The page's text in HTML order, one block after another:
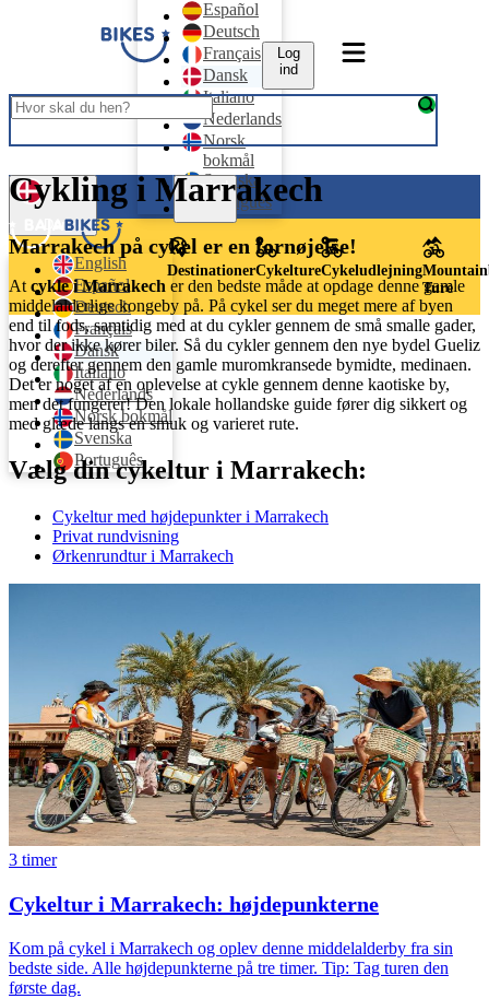
Español
Deutsch
Français
Dansk
Italiano
Nederlands
Norsk
bokmål
Svenska
Português
Log
ind
Dansk
English
Español
Deutsch
Français
Dansk
Italiano
Nederlands
Norsk bokmål
Svenska
Português
Log ind
DestinationerCykeltureCykeludlejning
Ture
Cykling i Marrakech
Marrakech på cykel er en fornøjelse!
At cykle i Marrakech er den bedste måde at opdage denne gamle
middelalderlige kongeby på. På cykel ser du meget mere af byen
end til fods, samtidig med at du cykler gennem de små smalle gader,
hvor der ikke kører biler. Så du cykler gennem den nye bydel Gueliz
og derefter gennem den gamle muromkransede bymidte, medinaen.
Det er noget af en oplevelse at cykle gennem denne kaotiske by,
men det fungerer! Den lokale hollandske guide fører dig sikkert og
med glæde langs en smuk og varieret rute.
Vælg din cykeltur i Marrakech:
Cykeltur med højdepunkter i Marrakech
Privat rundvisning
Ørkenrundtur i Marrakech
3 timer
Cykeltur i Marrakech: højdepunkterne
Kom på cykel i Marrakech og oplev denne middelalderby fra sin
bedste side. Alle højdepunkterne på tre timer. Tip: Tag turen den
første dag.